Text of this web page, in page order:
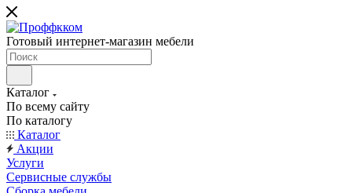
Готовый интернет-магазин мебели
Каталог
По всему сайту
По каталогу
Каталог
Акции
Услуги
Сервисные службы